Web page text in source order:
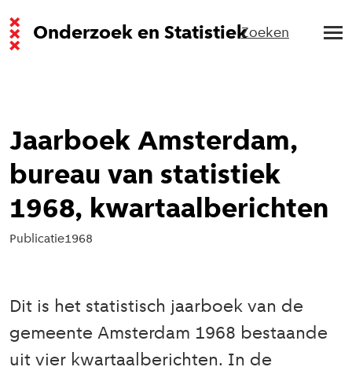
Onderzoek en StatistiekZoeken
Jaarboek Amsterdam,
bureau van statistiek
1968, kwartaalberichten
Publicatie1968
Dit is het statistisch jaarboek van de
gemeente Amsterdam 1968 bestaande
uit vier kwartaalberichten. In de